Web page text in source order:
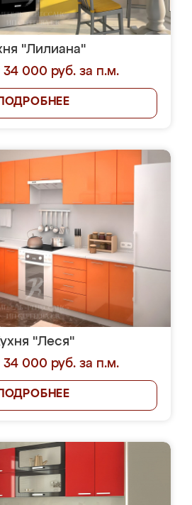
"Лилиана"
34 000 руб. за п.м.
ПОДРОБНЕЕ
"Леся"
34 000 руб. за п.м.
ПОДРОБНЕЕ